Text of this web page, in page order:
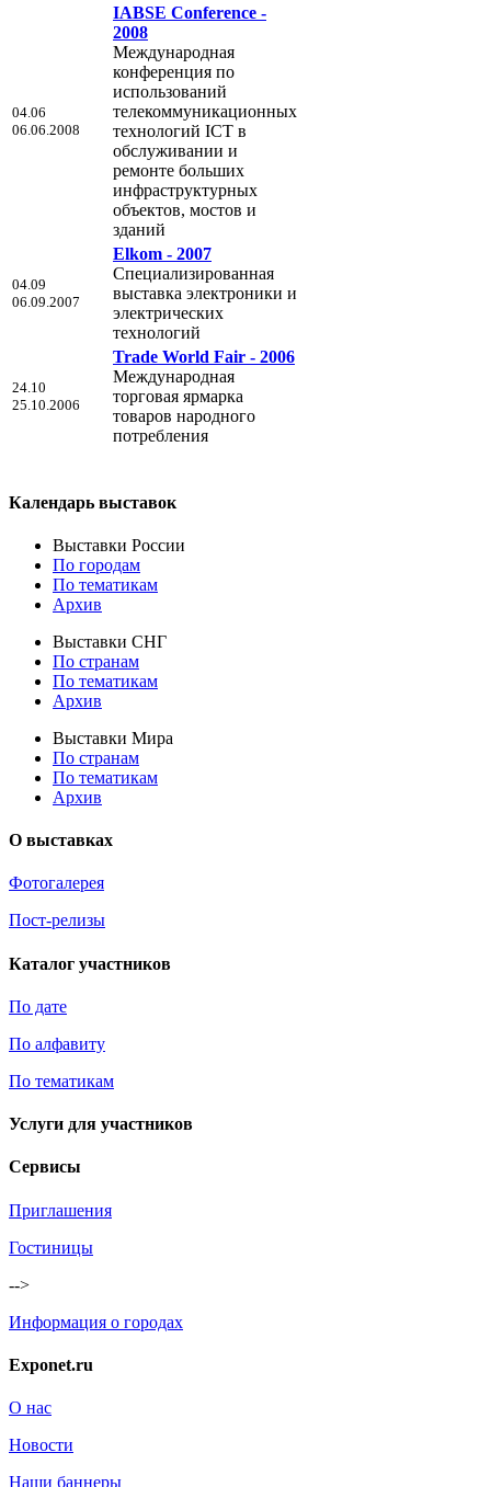
04.06
06.06.2008
IABSE Conference -
2008
Международная
конференция по
использований
телекоммуникационных
технологий ICT в
обслуживании и
ремонте больших
инфраструктурных
объектов, мостов и
зданий
04.09
06.09.2007
Elkom - 2007
Специализированная
выставка электроники и
электрических
технологий
24.10
25.10.2006
Trade World Fair - 2006
Международная
торговая ярмарка
товаров народного
потребления
Календарь выставок
Выставки России
По городам
По тематикам
Архив
Выставки СНГ
По странам
По тематикам
Архив
Выставки Мира
По странам
По тематикам
Архив
О выставках
Фотогалерея
Пост-релизы
Каталог участников
По дате
По алфавиту
По тематикам
Услуги для участников
Сервисы
Приглашения
Гостиницы
-->
Информация о городах
Exponet.ru
О нас
Новости
Наши баннеры